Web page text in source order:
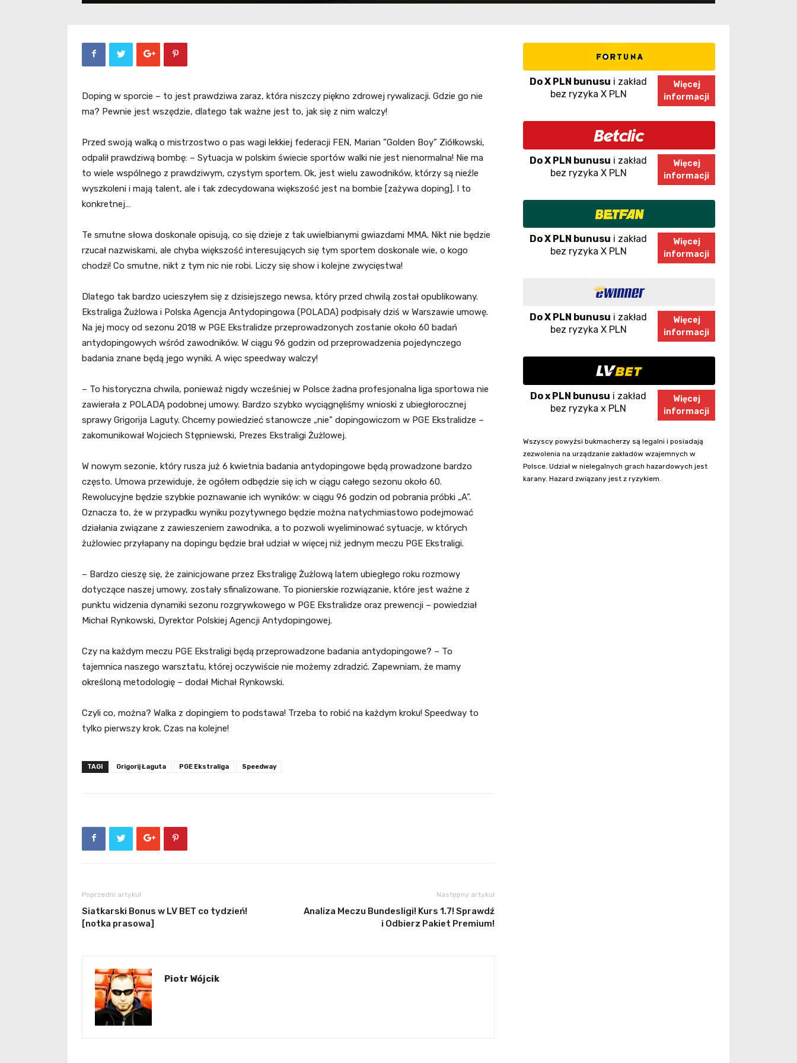
Doping w sporcie – to jest prawdziwa zaraz, która niszczy piękno zdrowej rywalizacji. Gdzie go nie
ma? Pewnie jest wszędzie, dlatego tak ważne jest to, jak się z nim walczy!
Przed swoją walką o mistrzostwo o pas wagi lekkiej federacji FEN, Marian ”Golden Boy” Ziółkowski,
odpalił prawdziwą bombę: – Sytuacja w polskim świecie sportów walki nie jest nienormalna! Nie ma
to wiele wspólnego z prawdziwym, czystym sportem. Ok, jest wielu zawodników, którzy są nieźle
wyszkoleni i mają talent, ale i tak zdecydowana większość jest na bombie [zażywa doping]. I to
konkretnej…
Te smutne słowa doskonale opisują, co się dzieje z tak uwielbianymi gwiazdami MMA. Nikt nie będzie
rzucał nazwiskami, ale chyba większość interesujących się tym sportem doskonale wie, o kogo
chodzi! Co smutne, nikt z tym nic nie robi. Liczy się show i kolejne zwycięstwa!
Dlatego tak bardzo ucieszyłem się z dzisiejszego newsa, który przed chwilą został opublikowany.
Ekstraliga Żużlowa i Polska Agencja Antydopingowa (POLADA) podpisały dziś w Warszawie umowę.
Na jej mocy od sezonu 2018 w PGE Ekstralidze przeprowadzonych zostanie około 60 badań
antydopingowych wśród zawodników. W ciągu 96 godzin od przeprowadzenia pojedynczego
badania znane będą jego wyniki. A więc speedway walczy!
– To historyczna chwila, ponieważ nigdy wcześniej w Polsce żadna profesjonalna liga sportowa nie
zawierała z POLADĄ podobnej umowy. Bardzo szybko wyciągnęliśmy wnioski z ubiegłorocznej
sprawy Grigorija Laguty. Chcemy powiedzieć stanowcze „nie” dopingowiczom w PGE Ekstralidze –
zakomunikował Wojciech Stępniewski, Prezes Ekstraligi Żużlowej.
W nowym sezonie, który rusza już 6 kwietnia badania antydopingowe będą prowadzone bardzo
często. Umowa przewiduje, że ogółem odbędzie się ich w ciągu całego sezonu około 60.
Rewolucyjne będzie szybkie poznawanie ich wyników: w ciągu 96 godzin od pobrania próbki „A”.
Oznacza to, że w przypadku wyniku pozytywnego będzie można natychmiastowo podejmować
działania związane z zawieszeniem zawodnika, a to pozwoli wyeliminować sytuacje, w których
żużlowiec przyłapany na dopingu będzie brał udział w więcej niż jednym meczu PGE Ekstraligi.
– Bardzo cieszę się, że zainicjowane przez Ekstraligę Żużlową latem ubiegłego roku rozmowy
dotyczące naszej umowy, zostały sfinalizowane. To pionierskie rozwiązanie, które jest ważne z
punktu widzenia dynamiki sezonu rozgrywkowego w PGE Ekstralidze oraz prewencji – powiedział
Michał Rynkowski, Dyrektor Polskiej Agencji Antydopingowej.
Czy na każdym meczu PGE Ekstraligi będą przeprowadzone badania antydopingowe? – To
tajemnica naszego warsztatu, której oczywiście nie możemy zdradzić. Zapewniam, że mamy
określoną metodologię – dodał Michał Rynkowski.
Czyli co, można? Walka z dopingiem to podstawa! Trzeba to robić na każdym kroku! Speedway to
tylko pierwszy krok. Czas na kolejne!
TAGI Grigorij Łaguta PGE Ekstraliga Speedway
Poprzedni artykuł
Siatkarski Bonus w LV BET co tydzień!
[notka prasowa]
Następny artykuł
Analiza Meczu Bundesligi! Kurs 1.7! Sprawdź
i Odbierz Pakiet Premium!
Piotr Wójcik
Do X PLN bunusu i zakład
bez ryzyka X PLN
Więcej
informacji
Do X PLN bunusu i zakład
bez ryzyka X PLN
Więcej
informacji
Do X PLN bunusu i zakład
bez ryzyka X PLN
Więcej
informacji
Do X PLN bunusu i zakład
bez ryzyka X PLN
Więcej
informacji
Do x PLN bunusu i zakład
bez ryzyka x PLN
Więcej
informacji
Wszyscy powyżsi bukmacherzy są legalni i posiadają
zezwolenia na urządzanie zakładów wzajemnych w
Polsce. Udział w nielegalnych grach hazardowych jest
karany. Hazard związany jest z ryzykiem.